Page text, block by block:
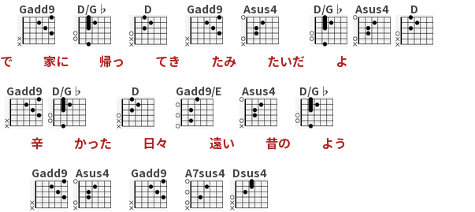
で
Gadd9
家に
D/G♭
帰っ
D
てき
Gadd9
たみ
Asus4
たいだ
D/G♭
よ
Asus4 D
Gadd9
辛
D/G♭
かった
D
日々
Gadd9/E
遠い
Asus4
昔の
D/G♭
よう
Gadd9 Asus4 Gadd9 A7sus4 Dsus4